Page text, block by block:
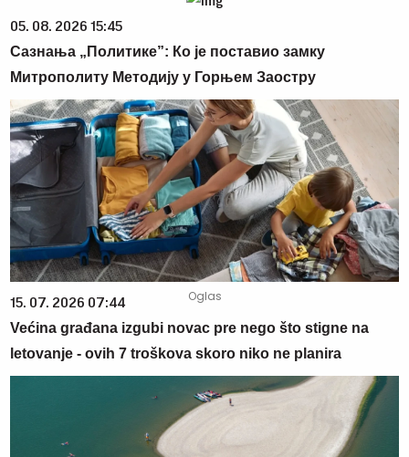
05. 08. 2026 15:45
Сазнања „Политике”: Ко је поставио замку
Митрополиту Методију у Горњем Заостру
15. 07. 2026 07:44
Većina građana izgubi novac pre nego što stigne na
letovanje - ovih 7 troškova skoro niko ne planira